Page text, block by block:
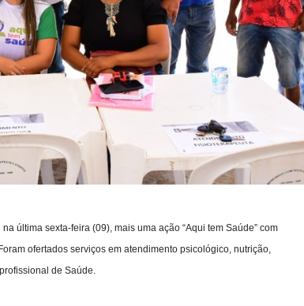
última sexta-feira (09), mais uma ação “Aqui tem Saúde” com
ofertados serviços em atendimento psicológico, nutrição,
de Saúde.